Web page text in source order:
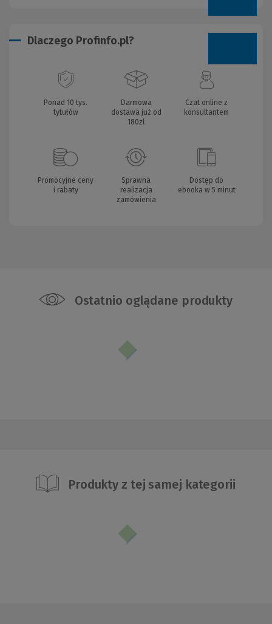
Dlaczego Profinfo.pl?
Ponad 10 tys.
tytułów
Darmowa
dostawa już od
180zł
Czat online z
konsultantem
Promocyjne ceny
i rabaty
Sprawna
realizacja
zamówienia
Dostęp do
ebooka w 5 minut
Ostatnio oglądane produkty
Produkty z tej samej kategorii